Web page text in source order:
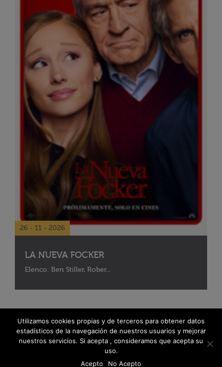
26 - 11 - 2026
LA NUEVA FOCKER
Elenco: Ben Stiller, Rober...
Utilizamos cookies propias y de terceros para obtener datos
estadísticos de la navegación de nuestros usuarios y mejorar
nuestros servicios. Si acepta , consideramos que acepta su
uso.
Acepto
No Acepto